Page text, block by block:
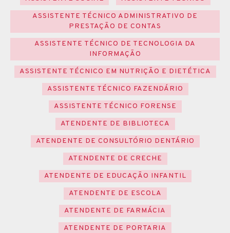
ASSISTENTE TÉCNICO ADMINISTRATIVO DE
PRESTAÇÃO DE CONTAS
ASSISTENTE TÉCNICO DE TECNOLOGIA DA
INFORMAÇÃO
ASSISTENTE TÉCNICO EM NUTRIÇÃO E DIETÉTICA
ASSISTENTE TÉCNICO FAZENDÁRIO
ASSISTENTE TÉCNICO FORENSE
ATENDENTE DE BIBLIOTECA
ATENDENTE DE CONSULTÓRIO DENTÁRIO
ATENDENTE DE CRECHE
ATENDENTE DE EDUCAÇÃO INFANTIL
ATENDENTE DE ESCOLA
ATENDENTE DE FARMÁCIA
ATENDENTE DE PORTARIA